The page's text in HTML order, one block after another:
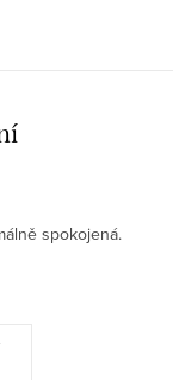
spokojená.